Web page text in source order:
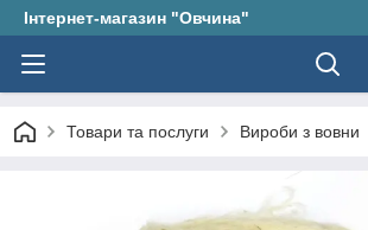
Інтернет-магазин "Овчина"
Товари та послуги Вироби з вовни